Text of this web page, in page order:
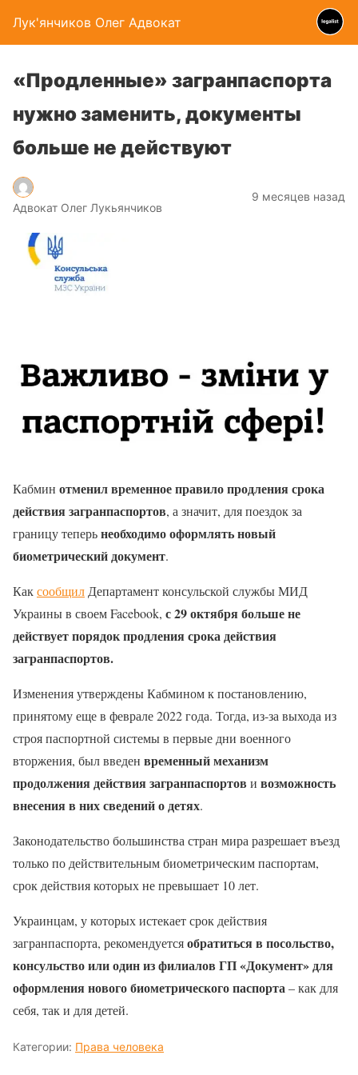
Лук'янчиков Олег Адвокат
«Продленные» загранпаспорта
нужно заменить, документы
больше не действуют
Адвокат Олег Лукьянчиков
9 месяцев назад
Кабмин отменил временное правило продления срока
действия загранпаспортов, а значит, для поездок за
границу теперьнеобходимо оформлять новый
биометрический документ.
Каксообщил Департамент консульской службы МИД
Украины в своем Facebook, с 29 октября больше не
действует порядок продления срока действия
загранпаспортов.
Изменения утверждены Кабмином к постановлению,
принятому еще в феврале 2022 года. Тогда, из-за выхода из
строя паспортной системы в первые дни военного
вторжения, был введен временный механизм
продолжения действия загранпаспортов и возможность
внесения в них сведений о детях.
Законодательство большинства стран мира разрешает въезд
только по действительным биометрическим паспортам,
срок действия которых не превышает 10 лет.
Украинцам, у которых истекает срок действия
загранпаспорта, рекомендуетсяобратиться в посольство,
консульство или один из филиалов ГП «Документ» для
оформления нового биометрического паспорта– как для
себя, так и для детей.
Категории: Права человека